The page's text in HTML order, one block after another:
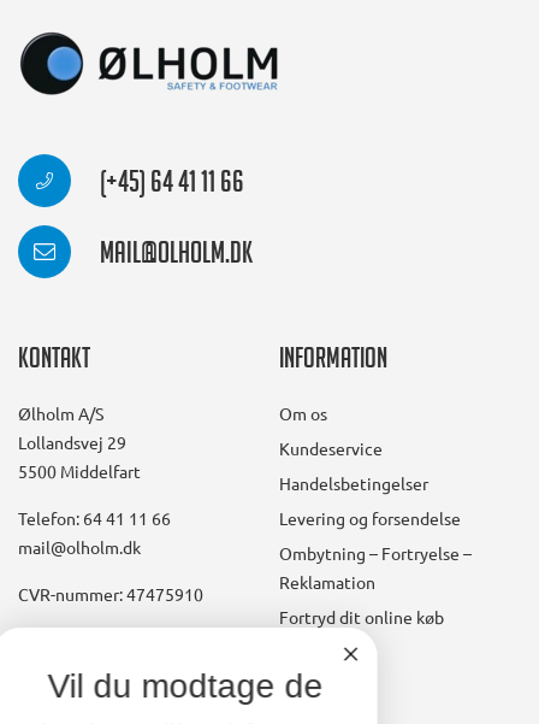
(+45) 64 41 11 66
mail@olholm.dk
Kontakt
Ølholm A/S
Lollandsvej 29
5500 Middelfart
Telefon: 64 41 11 66
mail@olholm.dk
CVR-nummer: 47475910
Information
Om os
Kundeservice
Handelsbetingelser
Levering og forsendelse
Ombytning – Fortryelse –
Reklamation
Fortryd dit online køb
Konto
square
Vil du modtage de